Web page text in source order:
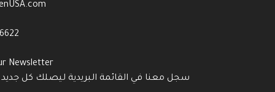
Newsletter
سجل معنا في القائمة البريدية ليصلك كل